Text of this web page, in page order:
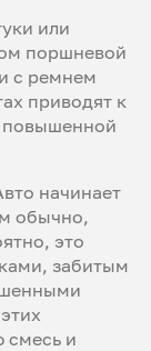
или
поршневой
с ремнем
приводят к
повышенной
начинает
обычно,
это
забитым
смесь и